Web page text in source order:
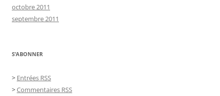
octobre 2011
septembre 2011
S’ABONNER
> Entrées RSS
>Commentaires RSS